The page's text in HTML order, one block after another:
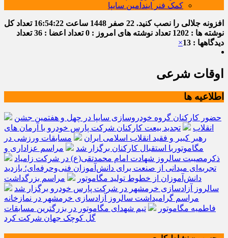
کمک فنر ایندامین سایپا
افزونه جلالی را نصب کنید. 22 صفر 1448 ساعت 16:54:23 تعداد کل
نوشته ها : 1202
تعداد نوشته های امروز : 0 تعداد اعضا : 36
تعداد
دیدگاهها : 13
×
اوقات شرعی
اطلاعیه ها
حضور کارکنان گروه خودروسازی سایپا در چهل و هفتمین جشن
انقلاب
تجدید بیعت کارکنان شرکت پارس خودرو با آرمان های
رهبر کبیر و فقید انقلاب اسلامی ایران
مسابقات ورزشی در
مگاموتوربا استقبال کارکنان برگزار شد
مراسم عزاداری و
ذکرمصیبت سالروز شهادت امام محمدتقی(ع) در شرکت زامیاد
تجربه‌ای میدانی از صنعت برای دانش‌آموزان فنی‌وحرفه‌ای؛ بازدید
دانش‌آموزان از خطوط تولید مگاموتور
مراسم بزرگداشت
سالروز آزادسازی خرمشهر در شرکت پارس خودرو برگزار شد
مراسم گرامیداشت سالروز آزادسازی خرمشهر در نمازخانه
فاطمیه مگاموتور
تیم شهدای مگاموتور در بزرگترین مسابقات
گل کوچک جهان شرکت کرد